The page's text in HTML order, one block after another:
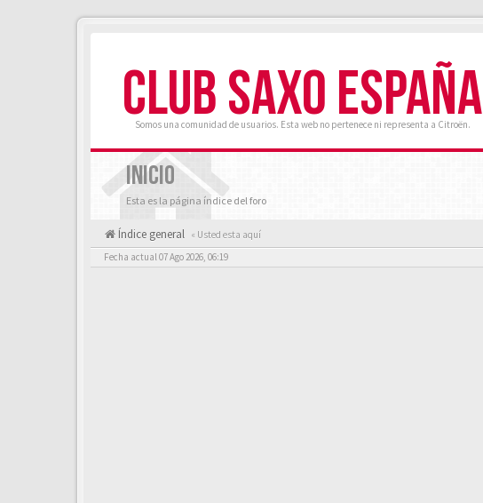
CLUB SAXO ESPAÑA
Somos una comunidad de usuarios. Esta web no pertenece ni representa a Citroën.
INICIO
Esta es la página índice del foro
Índice general « Usted esta aquí
Fecha actual 07 Ago 2026, 06:19